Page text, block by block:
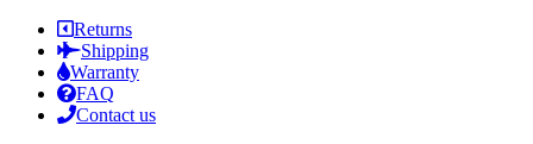
Returns
Shipping
Warranty
FAQ
Contact us